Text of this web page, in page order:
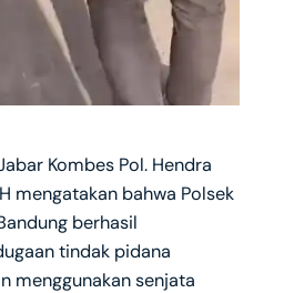
Kombes Pol. Hendra
mengatakan bahwa Polsek
berhasil
tindak pidana
menggunakan senjata